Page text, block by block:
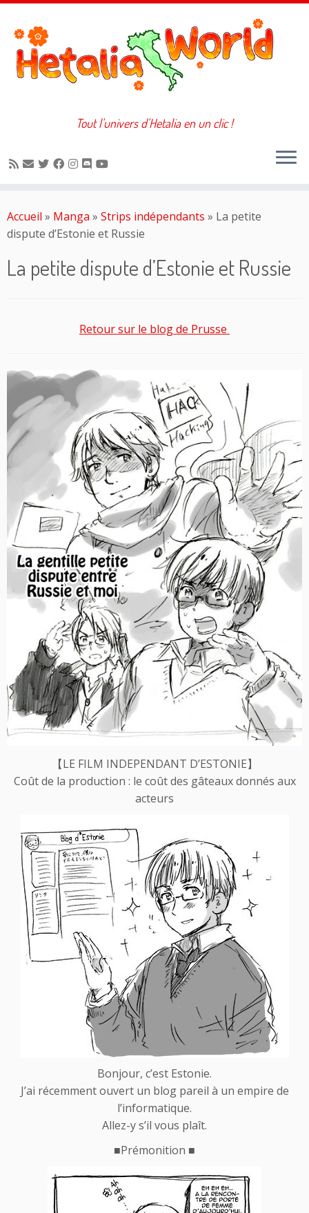
au
contenu
Tout l'univers d'Hetalia en un clic !
Accueil » Manga » Strips indépendants » La petite
dispute d’Estonie et Russie
La petite dispute d’Estonie et Russie
Retour sur le blog de Prusse
【LE FILM INDEPENDANT D’ESTONIE】
Coût de la production : le coût des gâteaux donnés aux
acteurs
Bonjour, c’est Estonie.
J’ai récemment ouvert un blog pareil à un empire de
l’informatique.
Allez-y s’il vous plaît.
■Prémonition ■